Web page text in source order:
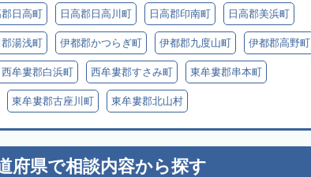
郡日高町 日高郡日高川町 日高郡印南町 日高郡美浜町
湯浅町 伊都郡かつらぎ町 伊都郡九度山町 伊都郡高野町
西牟婁郡白浜町 西牟婁郡すさみ町 東牟婁郡串本町
東牟婁郡古座川町 東牟婁郡北山村
府県で相談内容から探す